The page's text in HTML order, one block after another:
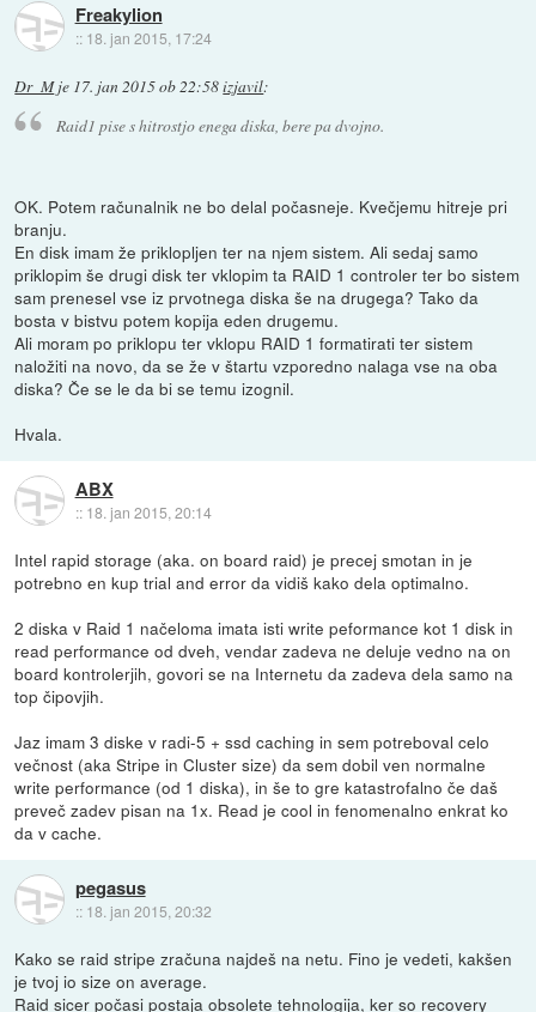
Freakylion
:: 18. jan 2015, 17:24
Dr_Mje 17. jan 2015 ob 22:58izjavil:
Raid1 pise s hitrostjo enega diska, bere pa dvojno.
OK. Potem računalnik ne bo delal počasneje. Kvečjemu hitreje pri
branju.
En disk imam že priklopljen ter na njem sistem. Ali sedaj samo
priklopim še drugi disk ter vklopim ta RAID 1 controler ter bo sistem
sam prenesel vse iz prvotnega diska še na drugega? Tako da
bosta v bistvu potem kopija eden drugemu.
Ali moram po priklopu ter vklopu RAID 1 formatirati ter sistem
naložiti na novo, da se že v štartu vzporedno nalaga vse na oba
diska? Če se le da bi se temu izognil.
Hvala.
ABX
:: 18. jan 2015, 20:14
Intel rapid storage (aka. on board raid) je precej smotan in je
potrebno en kup trial and error da vidiš kako dela optimalno.
2 diska v Raid 1 načeloma imata isti write peformance kot 1 disk in
read performance od dveh, vendar zadeva ne deluje vedno na on
board kontrolerjih, govori se na Internetu da zadeva dela samo na
top čipovjih.
Jaz imam 3 diske v radi-5 + ssd caching in sem potreboval celo
večnost (aka Stripe in Cluster size) da sem dobil ven normalne
write performance (od 1 diska), in še to gre katastrofalno če daš
preveč zadev pisan na 1x. Read je cool in fenomenalno enkrat ko
da v cache.
pegasus
:: 18. jan 2015, 20:32
Kako se raid stripe zračuna najdeš na netu. Fino je vedeti, kakšen
je tvoj io size on average.
Raid sicer počasi postaja obsolete tehnologija, ker so recovery